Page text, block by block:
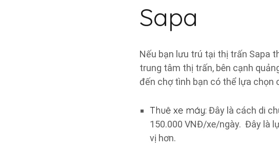
Sapa
Nếu bạn lưu trú tại thị trấn Sapa
trung tâm thị trấn, bên cạnh
đến chợ tình bạn có thể lựa chọn
Thuê xe máy: Đây là cách di
150.000 VNĐ/xe/ngày. Đây là
vị hơn.